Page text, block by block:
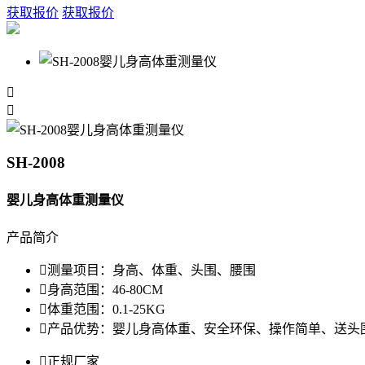
获取报价 获取报价


SH-2008
婴儿身高体重测量仪
产品简介
测量项目： 身高、体重、头围、腰围
身高范围： 46-80CM
体重范围： 0.1-25KG
产品优势： 婴儿身高体重、安全环保、操作简单、送头
正规厂家